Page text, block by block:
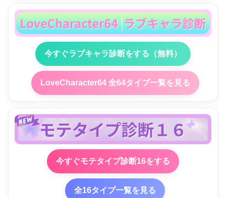
今すぐラブキャラ診断をする（無料）
LoveCharacter64 全64タイプ一覧を見る
今すぐモテタイプ診断16をする
全16タイプ一覧を見る